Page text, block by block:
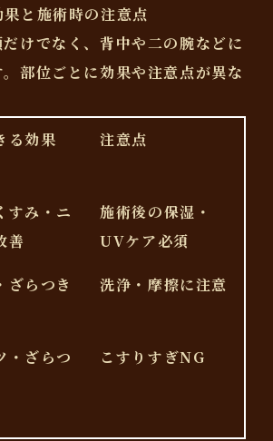
と施術時の注意点
けでなく、背中や二の腕などに
部位ごとに効果や注意点が異な
る効果 注意点
すみ・ニ
善
施術後の保湿・
UVケア必須
ざらつき
洗浄・摩擦に注意
・ざらつ
こすりすぎNG